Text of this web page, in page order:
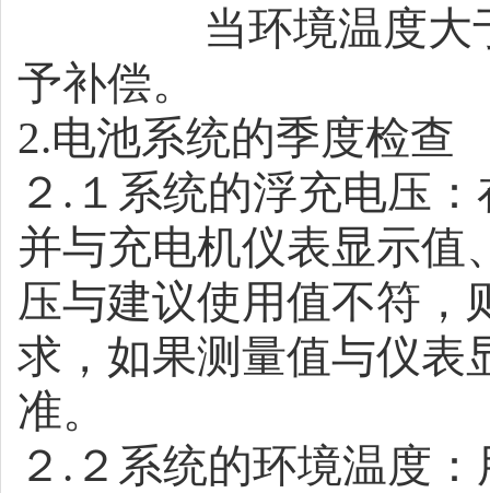
当环境温度大
予补偿。
2.电池系统的季度检查
２ . １系统的浮充电压
并与充电机仪表显示值
压与建议使用值不符，
求，如果测量值与仪表
准。
２ . ２系统的环境温度